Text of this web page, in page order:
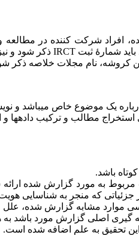
افراد شرکت کننده در
باید شمارۀ ثبت IRCT ذکر شود و
کروشه، نام مجلات خلاصه ذکر
درباره یک موضوع خاص می­باشد و
مطالب و ترکیب داده­ها و
باشد.
مربوط به مورد گزارش شده ارائه
جزئیاتی که منجر به شناسایی
موارد مشابه گزارش شده، علل
گیری اصلی گزارش مورد باشد به
این تحقیق به علم اضافه شده است.